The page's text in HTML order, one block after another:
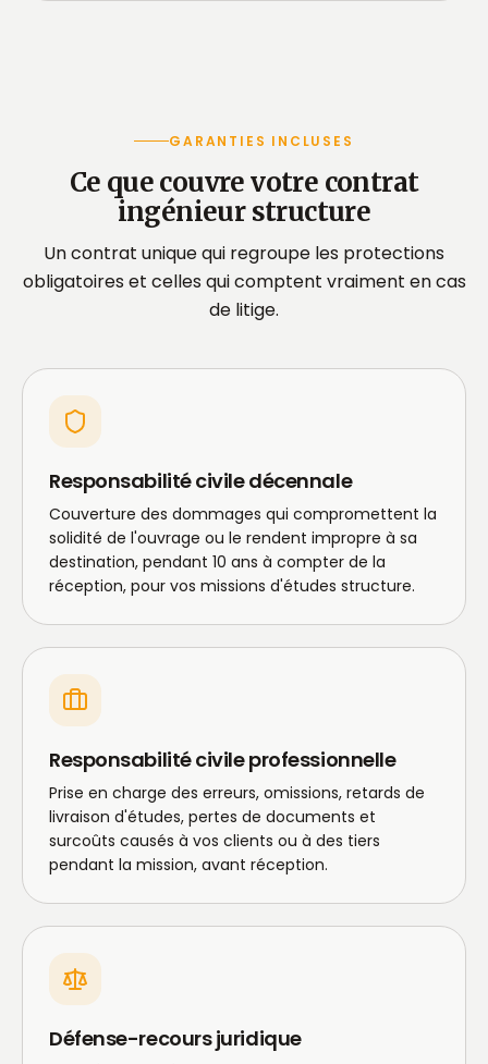
GARANTIES INCLUSES
Ce que couvre votre contrat
ingénieur structure
Un contrat unique qui regroupe les protections
obligatoires et celles qui comptent vraiment en cas
de litige.
Responsabilité civile décennale
Couverture des dommages qui compromettent la
solidité de l'ouvrage ou le rendent impropre à sa
destination, pendant 10 ans à compter de la
réception, pour vos missions d'études structure.
Responsabilité civile professionnelle
Prise en charge des erreurs, omissions, retards de
livraison d'études, pertes de documents et
surcoûts causés à vos clients ou à des tiers
pendant la mission, avant réception.
Défense-recours juridique